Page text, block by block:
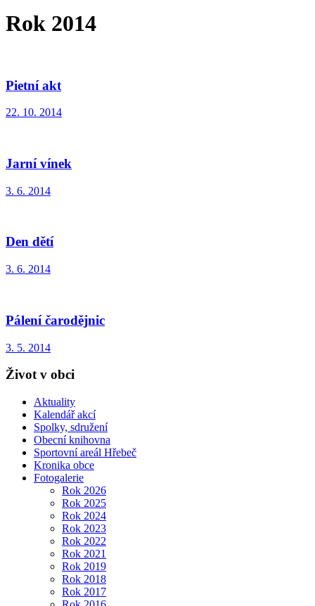
Rok 2014
Pietní akt
22. 10. 2014
Jarní vínek
3. 6. 2014
Den dětí
3. 6. 2014
Pálení čarodějnic
3. 5. 2014
Život v obci
Aktuality
Kalendář akcí
Spolky, sdružení
Obecní knihovna
Sportovní areál Hřebeč
Kronika obce
Fotogalerie
Rok 2026
Rok 2025
Rok 2024
Rok 2023
Rok 2022
Rok 2021
Rok 2019
Rok 2018
Rok 2017